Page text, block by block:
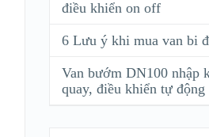
điều khiển on off
6 Lưu ý khi mua van bi
Van bướm DN100 nhập
quay, điều khiển tự động